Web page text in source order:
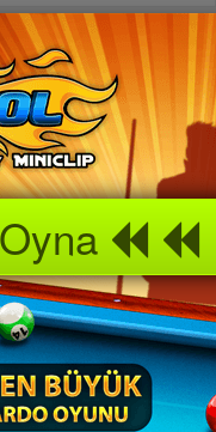
atlamak için sarı